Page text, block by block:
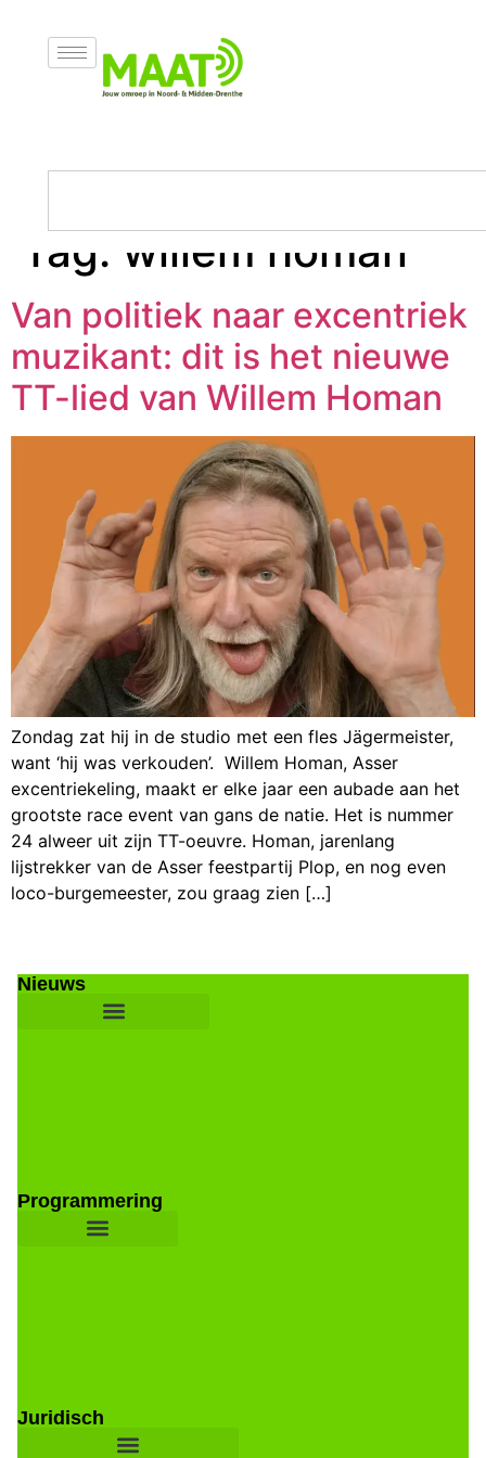
Tag: willem homan
Van politiek naar excentriek
muzikant: dit is het nieuwe
TT-lied van Willem Homan
Zondag zat hij in de studio met een fles Jägermeister,
want ‘hij was verkouden’. Willem Homan, Asser
excentriekeling, maakt er elke jaar een aubade aan het
grootste race event van gans de natie. Het is nummer
24 alweer uit zijn TT-oeuvre. Homan, jarenlang
lijstrekker van de Asser feestpartij Plop, en nog even
loco-burgemeester, zou graag zien […]
Nieuws
Programmering
Juridisch